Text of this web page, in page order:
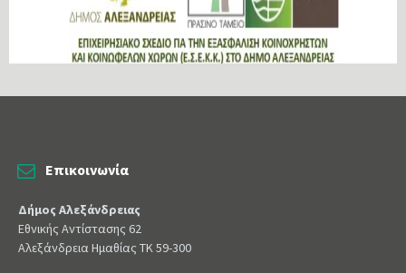
Επικοινωνία
Δήμος Αλεξάνδρειας
Εθνικής Αντίστασης 62
Αλεξάνδρεια Ημαθίας ΤΚ 59-300